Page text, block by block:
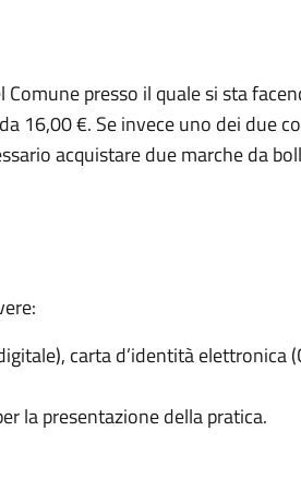
presso il quale si sta
16,00 €. Se invece uno dei due
acquistare due marche da
carta d’identità elettronica
la presentazione della pratica.